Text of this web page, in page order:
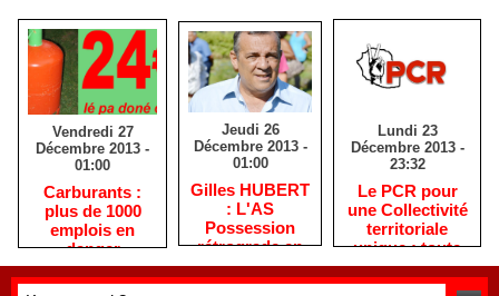
Vendredi 27
Décembre 2013 -
01:00
Carburants :
plus de 1000
emplois en
danger
Jeudi 26
Décembre 2013 -
01:00
Gilles HUBERT
: L'AS
Possession
rétrograde en
deuxième
division
Lundi 23
Décembre 2013 -
23:32
Le PCR pour
une Collectivité
territoriale
unique : toute
autre prise de
position ne peut